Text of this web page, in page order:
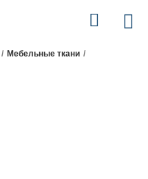
/ Мебельные ткани /